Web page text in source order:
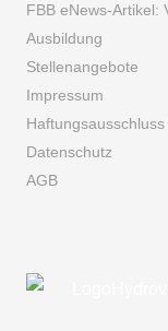
FBB eNews-Artikel:
Ausbildung
Stellenangebote
Impressum
Datenschutz
AGB